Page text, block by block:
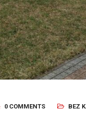
0 COMMENTS BEZ
2026/Bez kategorii
czytam, jak